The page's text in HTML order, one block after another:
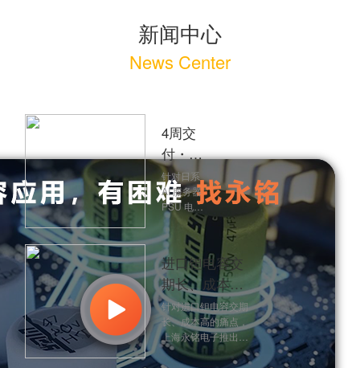
新闻中心
News Center
4周交
付・
Pin-to-
Pin直
替｜永
铭固液
混合电
容，AI
服务器
PSU输
出端国
产替代
针对日系
AI 服务器
PSU 电容
交期长、
成本高的
痛点，上
海永铭电
子推出
NHT/NHX
系列固液
混合电
容，支持
Pin-to-Pin
进口钽电容交
期长、成本
高？永铭
TQD15/TQW19
系列Pin-to-Pin
针对进口钽电容交期
长、成本高的痛点，
上海永铭电子推出
TQD15/TQW19 系列